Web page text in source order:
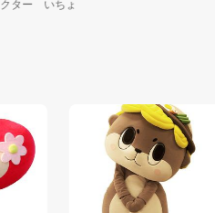
ラクター いちょ